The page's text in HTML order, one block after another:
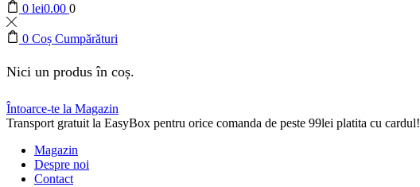
0 lei0.00 0
0 Coș Cumpărături
Nici un produs în coș.
Întoarce-te la Magazin
Transport gratuit la EasyBox pentru orice comanda de peste 99lei platita cu cardul!
Magazin
Despre noi
Contact